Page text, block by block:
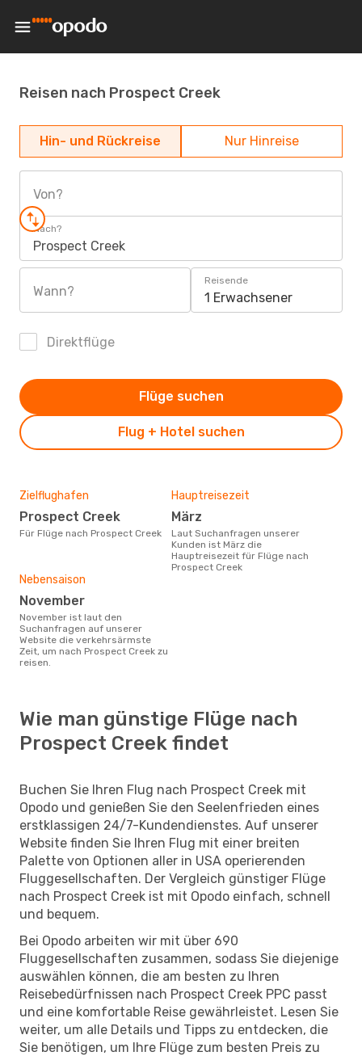
Reisen nach Prospect Creek
Hin- und Rückreise Nur Hinreise
Von?
Nach?
Prospect Creek
Wann?
Reisende
1 Erwachsener
Direktflüge
Flug + Hotel suchen
Flüge suchen
Zielflughafen
Prospect Creek
Für Flüge nach Prospect Creek
Hauptreisezeit
März
Laut Suchanfragen unserer
Kunden ist März die
Hauptreisezeit für Flüge nach
Prospect Creek
Nebensaison
November
November ist laut den
Suchanfragen auf unserer
Website die verkehrsärmste
Zeit, um nach Prospect Creek zu
reisen.
Wie man günstige Flüge nach
Prospect Creek findet
Buchen Sie Ihren Flug nach Prospect Creek mit
Opodo und genießen Sie den Seelenfrieden eines
erstklassigen 24/7-Kundendienstes. Auf unserer
Website finden Sie Ihren Flug mit einer breiten
Palette von Optionen aller in USA operierenden
Fluggesellschaften. Der Vergleich günstiger Flüge
nach Prospect Creek ist mit Opodo einfach, schnell
und bequem.
Bei Opodo arbeiten wir mit über 690
Fluggesellschaften zusammen, sodass Sie diejenige
auswählen können, die am besten zu Ihren
Reisebedürfnissen nach Prospect Creek PPC passt
und eine komfortable Reise gewährleistet. Lesen Sie
weiter, um alle Details und Tipps zu entdecken, die
Sie benötigen, um Ihre Flüge zum besten Preis zu